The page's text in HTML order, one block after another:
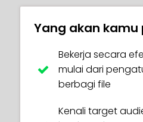
Yang akan kamu
Bekerja secara
mulai dari
berbagi file
Kenali target